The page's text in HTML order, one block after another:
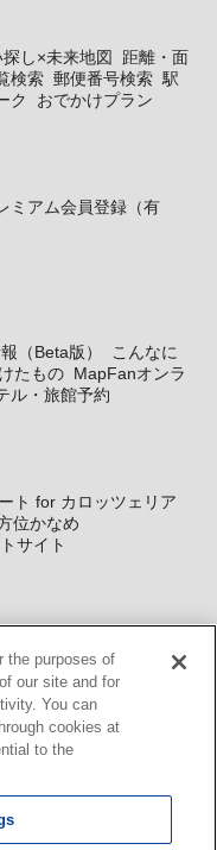
し×未来地図
距離・面
検索 郵便番号検索 駅
ク おでかけプラン
ミアム会員登録（有
（Beta版）
こんなに
たもの MapFanオンラ
ル・旅館予約
ト for カロッツェリア
位かなめ
サイト
サイト・システム向け地
MapFan DB 住所確認
Geo-Research
the purposes of
our site and for
You can
cookies at
to the